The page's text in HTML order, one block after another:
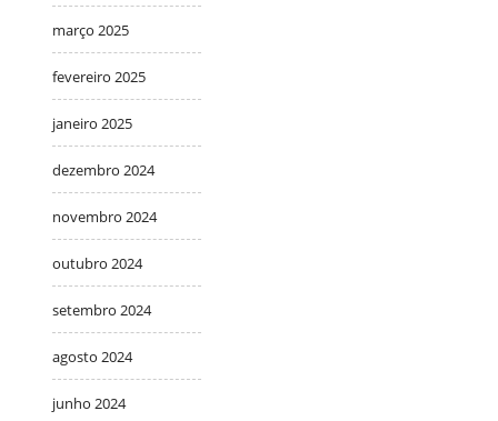
março 2025
fevereiro 2025
janeiro 2025
dezembro 2024
novembro 2024
outubro 2024
setembro 2024
agosto 2024
junho 2024